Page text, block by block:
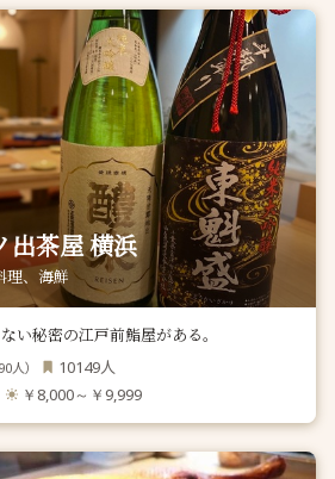
出茶屋 横浜
理、海鮮
い秘密の江戸前鮨屋がある。
90人） 10149人
￥8,000～￥9,999